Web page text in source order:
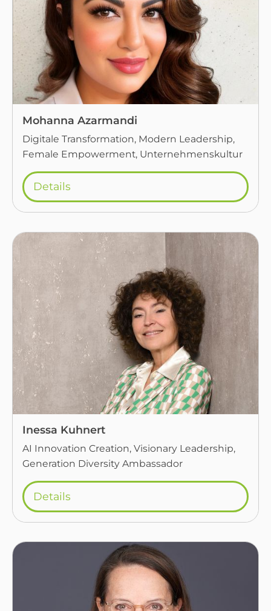
Mohanna Azarmandi
Digitale Transformation, Modern Leadership,
Female Empowerment, Unternehmenskultur
Details
Inessa Kuhnert
AI Innovation Creation, Visionary Leadership,
Generation Diversity Ambassador
Details